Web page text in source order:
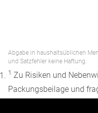
Abgabe in haushaltsüblichen
und Satzfehler keine Haftung.
1 Zu Risiken und
Packungsbeilage und